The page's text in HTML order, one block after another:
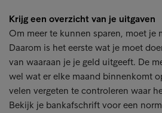
Krijg een overzicht van je uitgaven
Om meer te kunnen sparen, moet je
Daarom is het eerste wat je moet
van waaraan je je geld uitgeeft. De
wel wat er elke maand binnenkomt
velen vergeten te controleren waar
Bekijk je bankafschrift voor een